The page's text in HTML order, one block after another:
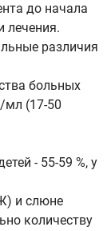
до начала
лечения.
различия
больных
мл (17-50
- 55-59 %, у
и слюне
количеству